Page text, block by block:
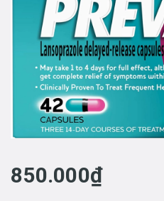
850.000₫